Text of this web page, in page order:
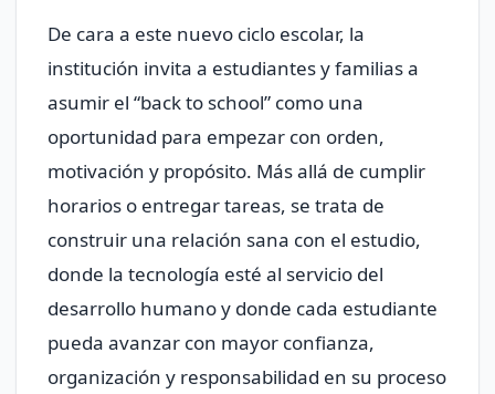
De cara a este nuevo ciclo escolar, la
institución invita a estudiantes y familias a
asumir el “back to school” como una
oportunidad para empezar con orden,
motivación y propósito. Más allá de cumplir
horarios o entregar tareas, se trata de
construir una relación sana con el estudio,
donde la tecnología esté al servicio del
desarrollo humano y donde cada estudiante
pueda avanzar con mayor confianza,
organización y responsabilidad en su proceso